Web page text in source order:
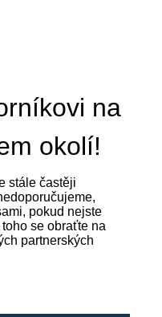
na
okolí!
stále častěji
pokud nejste
se obraťte na
partnerských